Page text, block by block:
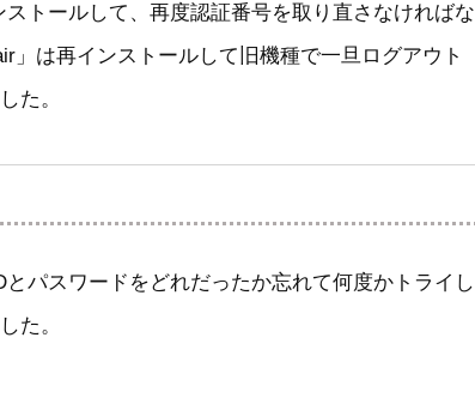
トールして、再度認証番号を取り直さなければな
」は再インストールして旧機種で一旦ログアウト
た。
パスワードをどれだったか忘れて何度かトライし
た。